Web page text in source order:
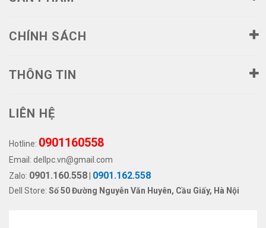
CHÍNH SÁCH
THÔNG TIN
LIÊN HỆ
Hotline: 0901160558
Email: dellpc.vn@gmail.com
Zalo: 0901.160.558 0901.162.558
Dell Store: Số 50 Đường Nguyễn Văn Huyên, Cầu Giấy, Hà Nội